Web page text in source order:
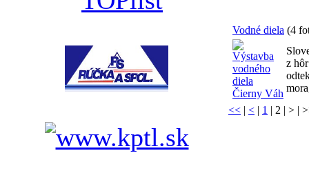
Vodné diela (4
z
<< | < | 1 | 2 | > |